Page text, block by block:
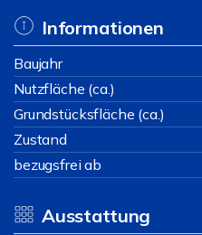
Informationen
Baujahr
Nutzfläche (ca.)
Grundstücksfläche (ca.)
Zustand
bezugsfrei ab
Ausstattung